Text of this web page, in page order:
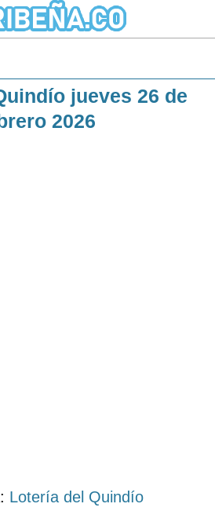
jueves 26 de
2026
Lotería del Quindío